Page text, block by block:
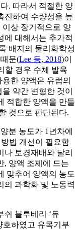
. 따라서 적절한 양
진하여 수량성을 높
이상 장기적으로 양
에 대해서는 추가적
배지의 물리화학성
문(Lee 등, 2018)이
할 경우 수체 발육
한 양액은 유럽의
약간 변형한 것이
적합한 양액을 만들
것으로 판단된다.
분 농도가 1년차에
법 개선이 필요함
나 토경재배와 달리
, 양액 조제에 드는
맞추어 양액의 농도
의 과학화 및 노동력
쉬 블루베리 ‘듀
호하였고 유목기부